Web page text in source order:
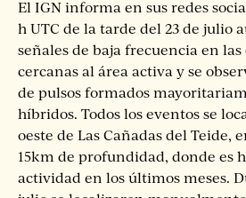
El IGN informa en sus redes
h UTC de la tarde del 23 de julio
señales de baja frecuencia en las
cercanas al área activa y se
de pulsos formados
híbridos. Todos los eventos se
oeste de Las Cañadas del Teide,
15km de profundidad, donde es
actividad en los últimos meses.